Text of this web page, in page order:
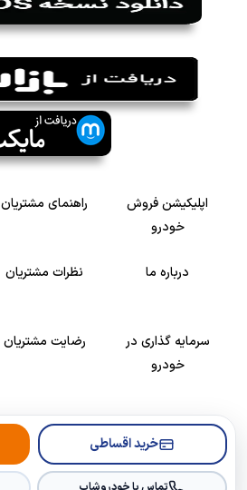
خرید اقساطی
اپلیکیشن فروش
خودرو
راهنمای مشتریان
درباره ما نظرات مشتریان
سرمایه گذاری در
خودرو
رضایت مشتریان
Copyright © 2005-2026Khodroshop.ir